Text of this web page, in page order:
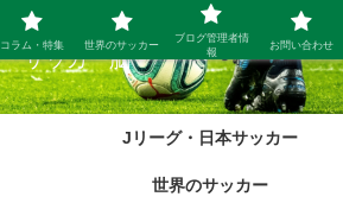
サッカー脳
Jリーグ・日本サッカー
世界のサッカー
コラム・特集 世界のサッカー
ブログ管理者情
報
お問い合わせ